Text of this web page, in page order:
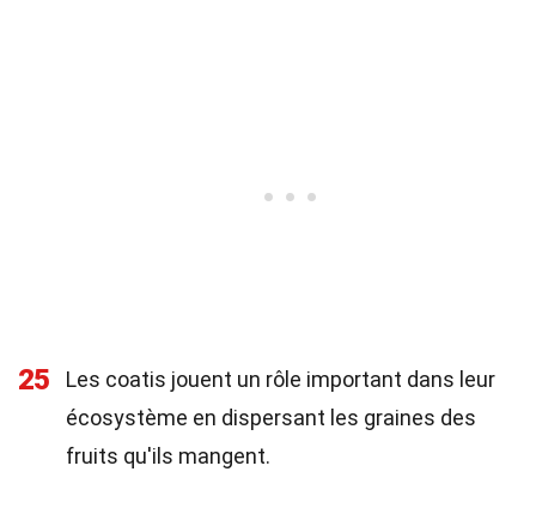
25
Les coatis jouent un rôle important dans leur
écosystème en dispersant les graines des
fruits qu'ils mangent.